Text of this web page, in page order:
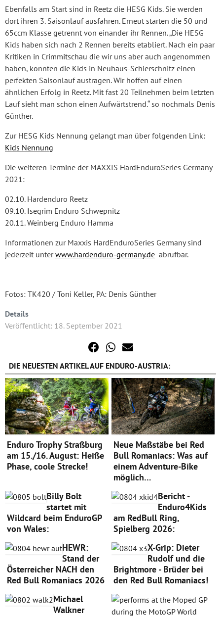
Ebenfalls am Start sind in Reetz die HESG Kids. Sie werden
dort ihren 3. Saisonlauf ausfahren. Erneut starten die 50 und
65ccm Klasse getrennt von einander ihr Rennen. „Die HESG
Kids haben sich nach 2 Rennen bereits etabliert. Nach ein paar
Kritiken in Crimmitschau die wir uns aber auch angenommen
haben, konnten die Kids in Neuhaus-Schierschnitz einen
perfekten Saisonlauf austragen. Wir hoffen auf einen
ähnlichen Erfolg in Reetz. Mit fast 20 Teilnehmen beim letzten
Lauf sieht man schon einen Aufwärtstrend.“ so nochmals Denis
Günther.
Zur HESG Kids Nennung gelangt man über folgenden Link:
Kids Nennung
Die weiteren Termine der MAXXIS HardEnduroSeries Germany
2021:
02.10. Hardenduro Reetz
09.10. Isegrim Enduro Schwepnitz
20.11. Weinberg Enduro Hamma
Informationen zur Maxxis HardEnduroSeries Germany sind
jederzeit unterwww.hardenduro-germany.de abrufbar.
Fotos: TK420 / Toni Keller, PA: Denis Günther
Details
Veröffentlicht: 18. September 2021
DIE NEUESTEN ARTIKEL AUF ENDURO-AUSTRIA:
Enduro Trophy Straßburg
am 15./16. August: Heiße
Phase, coole Strecke!
Neue Maßstäbe bei Red
Bull Romaniacs: Was auf
einem Adventure-Bike
möglich…
Billy Bolt
startet mit
Wildcard beim EnduroGP
von Wales:
Bericht -
Enduro4Kids
am RedBull Ring,
Spielberg 2026:
HEWR:
Stand der
Österreicher NACH den
Red Bull Romaniacs 2026
X-Grip: Dieter
Rudolf und die
Brightmore - Brüder bei
den Red Bull Romaniacs!
Michael
Walkner